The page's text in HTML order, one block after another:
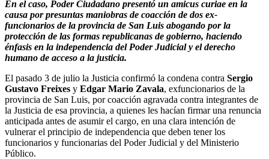
En el caso, Poder Ciudadano presentó un amicus curiae en la
causa por presuntas maniobras de coacción de dos ex-
funcionarios de la provincia de San Luis abogando por la
protección de las formas republicanas de gobierno, haciendo
énfasis en la independencia del Poder Judicial y el derecho
humano de acceso a la justicia.
El pasado 3 de julio la Justicia confirmó la condena contra Sergio
Gustavo Freixes y Edgar Mario Zavala, exfuncionarios de la
provincia de San Luis, por coacción agravada contra integrantes de
la Justicia de esa provincia, a quienes les hacían firmar una renuncia
anticipada antes de asumir el cargo, en una clara intención de
vulnerar el principio de independencia que deben tener los
funcionarios y funcionarias del Poder Judicial y del Ministerio
Público.